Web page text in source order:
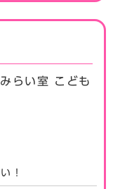
らい室 こども
！